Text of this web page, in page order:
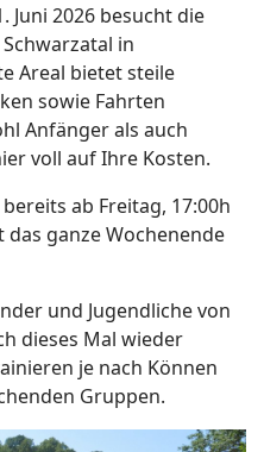
Juni 2026 besucht die
in
Areal bietet steile
sowie Fahrten
Anfänger als auch
voll auf Ihre Kosten.
ab Freitag, 17:00h
ganze Wochenende
und Jugendliche von
dieses Mal wieder
je nach Können
Gruppen.